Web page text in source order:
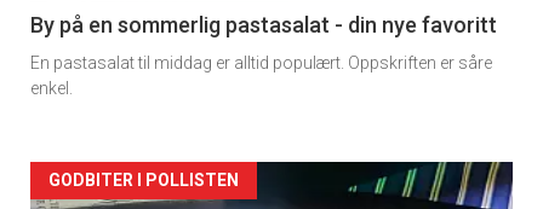
5
By på en sommerlig pastasalat - din nye favoritt
En pastasalat til middag er alltid populært. Oppskriften er såre
enkel.
Forsiden
GODBITER I POLLISTEN